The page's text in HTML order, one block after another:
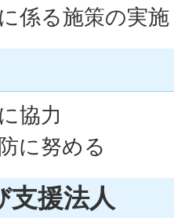
係る施策の実施
協力
に努める
支援法人